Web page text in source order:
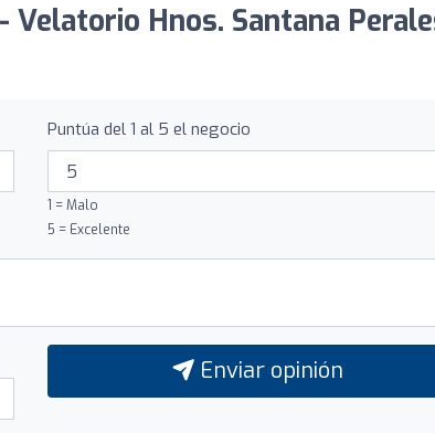
Velatorio Hnos. Santana
Puntúa del 1 al 5 el negocio
1 = Malo
5 = Excelente
Enviar opinión